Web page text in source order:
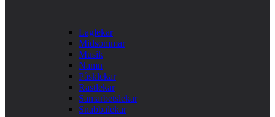
Laglekar
Midsommar
Musik
Namn
Påsklekar
Rastlekar
Samarbetslekar
Snabbalekar